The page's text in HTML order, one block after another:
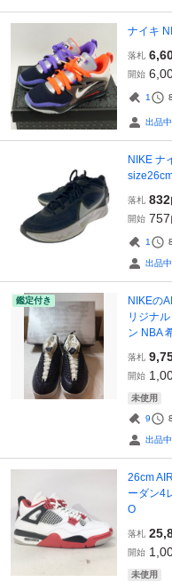
ナイキ
落札
開始
1
出品
NIKE ナ
落札 832
開始 757
1
出品
鑑定付き
NIKEの
リジナ
ン NBA
落札
開始
未使用
9
出品
26cm
ーダン4
O
落札
開始
未使用